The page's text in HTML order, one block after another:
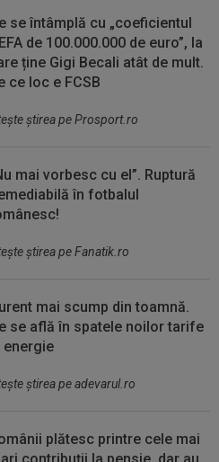
se întâmplă cu „coeficientul
de 100.000.000 de euro”, la
ține Gigi Becali atât de mult.
ce loc e FCSB
ştirea pe Prosport.ro
mai vorbesc cu el”. Ruptură
în fotbalul
ştirea pe Fanatik.ro
mai scump din toamnă.
se află în spatele noilor tarife
energie
ştirea pe adevarul.ro
plătesc printre cele mai